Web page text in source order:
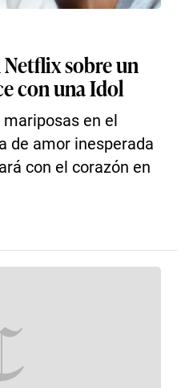
Netflix sobre un
con una Idol
en el
de amor inesperada
con el corazón en